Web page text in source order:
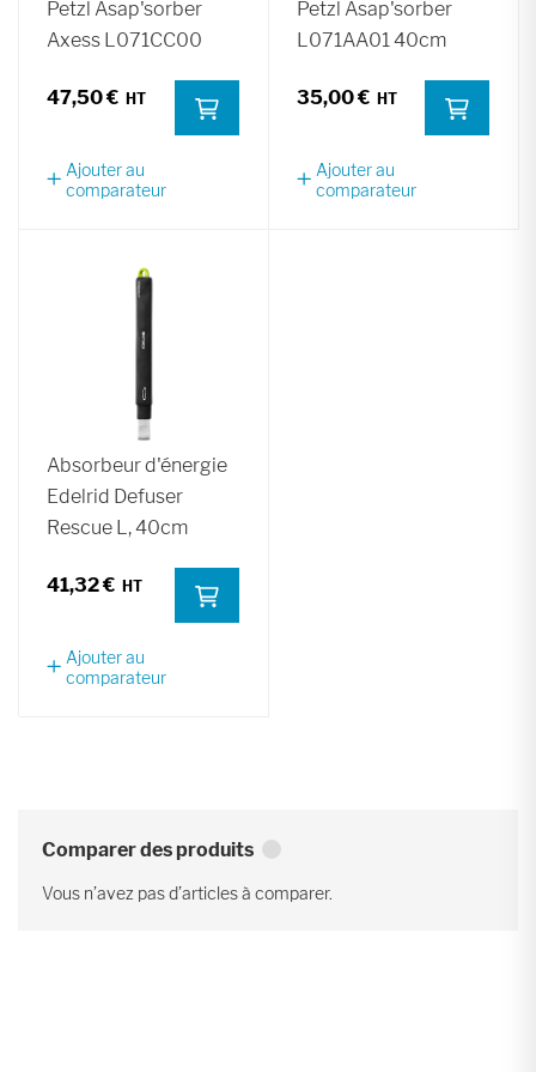
Petzl Asap'sorber
Axess L071CC00
47,50 €
Ajouter au
comparateur
Petzl Asap'sorber
L071AA01 40cm
35,00 €
Ajouter au
comparateur
Absorbeur d'énergie
Edelrid Defuser
Rescue L, 40cm
41,32 €
Ajouter au
comparateur
Comparer des produits
Vous n’avez pas d’articles à comparer.